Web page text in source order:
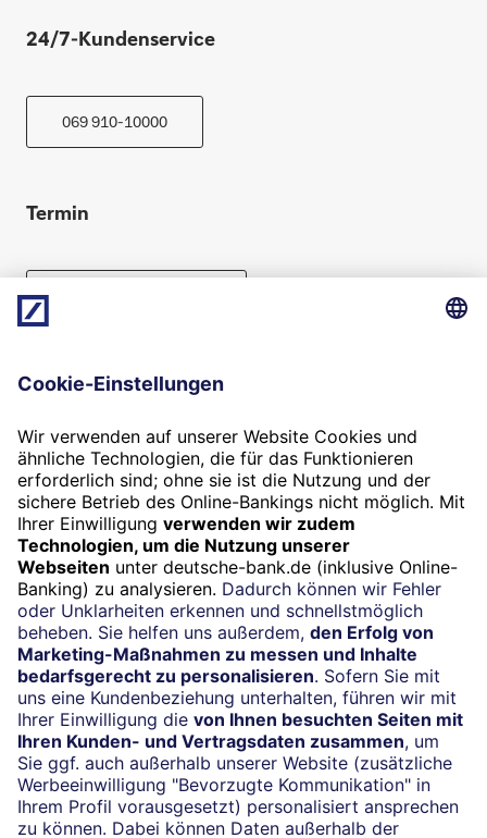
24/7-Kundenservice
069 910-10000
Termin
Folgen Sie uns
Widerruf
Vertrag widerrufen
Impressum
Konditionen und Preise